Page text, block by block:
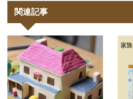
関連記事